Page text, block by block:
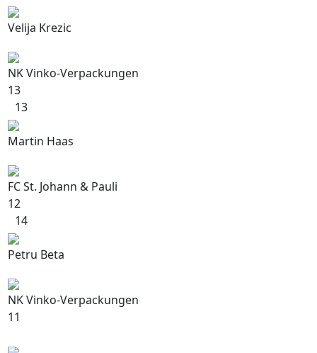
Velija Krezic
NK Vinko-Verpackungen
13
13
Martin Haas
FC St. Johann & Pauli
12
14
Petru Beta
NK Vinko-Verpackungen
11